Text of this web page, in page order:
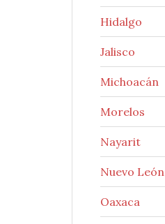
Hidalgo
Jalisco
Michoacán
Morelos
Nayarit
Nuevo León
Oaxaca